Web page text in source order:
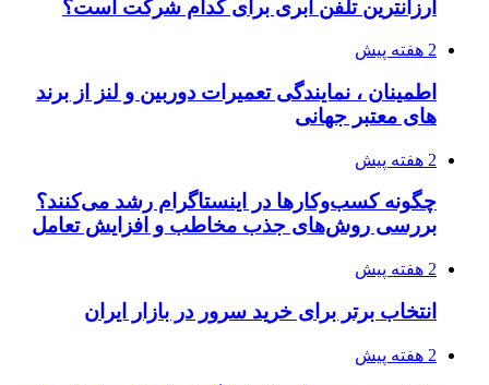
ارزانترین تلفن ابری برای کدام شرکت است؟
2 هفته پیش
اطمینان ، نمایندگی تعمیرات دوربین و لنز از برند
های معتبر جهانی
2 هفته پیش
چگونه کسب‌وکارها در اینستاگرام رشد می‌کنند؟
بررسی روش‌های جذب مخاطب و افزایش تعامل
2 هفته پیش
انتخاب برتر برای خرید سرور در بازار ایران
2 هفته پیش